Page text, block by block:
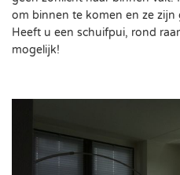
om binnen te komen en ze zijn
Heeft u een schuifpui, rond
mogelijk!